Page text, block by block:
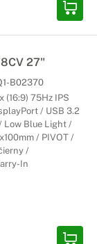
27"
B02370
(16:9) 75Hz IPS
/ USB 3.2
Low Blue Light /
/ PIVOT /
/
In